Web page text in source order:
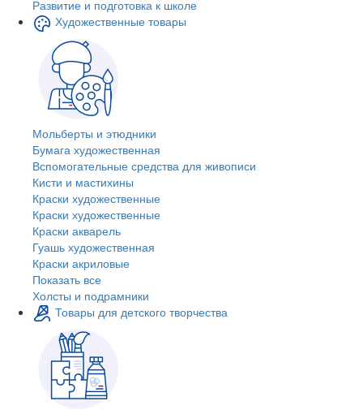
Развитие и подготовка к школе
Художественные товары
Мольберты и этюдники
Бумага художественная
Вспомогательные средства для живописи
Кисти и мастихины
Краски художественные
Краски художественные
Краски акварель
Гуашь художественная
Краски акриловые
Показать все
Холсты и подрамники
Товары для детского творчества